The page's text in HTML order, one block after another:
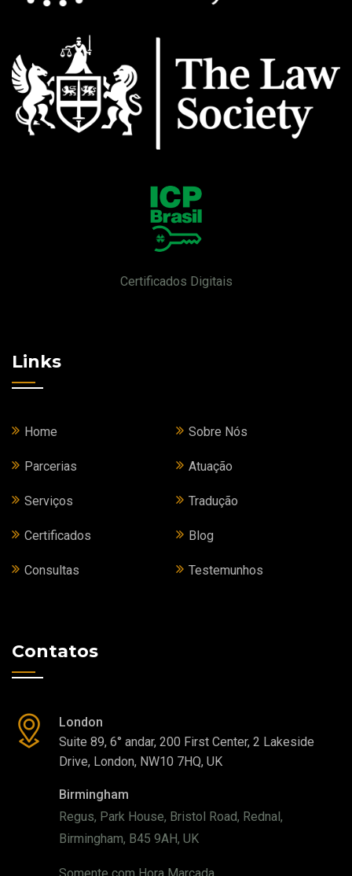
Certificados Digitais
Links
Home Sobre Nós
Parcerias Atuação
Serviços Tradução
Certificados Blog
Consultas Testemunhos
Contatos
London
Suite 89, 6° andar, 200 First Center, 2 Lakeside
Drive, London, NW10 7HQ, UK
Birmingham
Regus, Park House, Bristol Road, Rednal,
Birmingham, B45 9AH, UK